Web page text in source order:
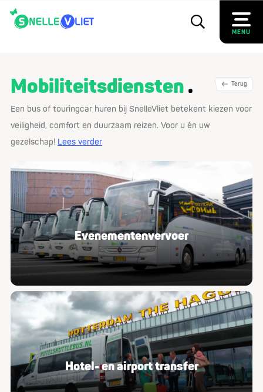
MENU
Terug
Mobiliteitsdiensten
Een bus of touringcar huren bij SnelleVliet betekent kiezen voor
veiligheid, comfort en duurzaam reizen. Voor u én uw
gezelschap! Lees verder
Eve­ne­men­ten­ver­voer
Hotel- en airport transfer